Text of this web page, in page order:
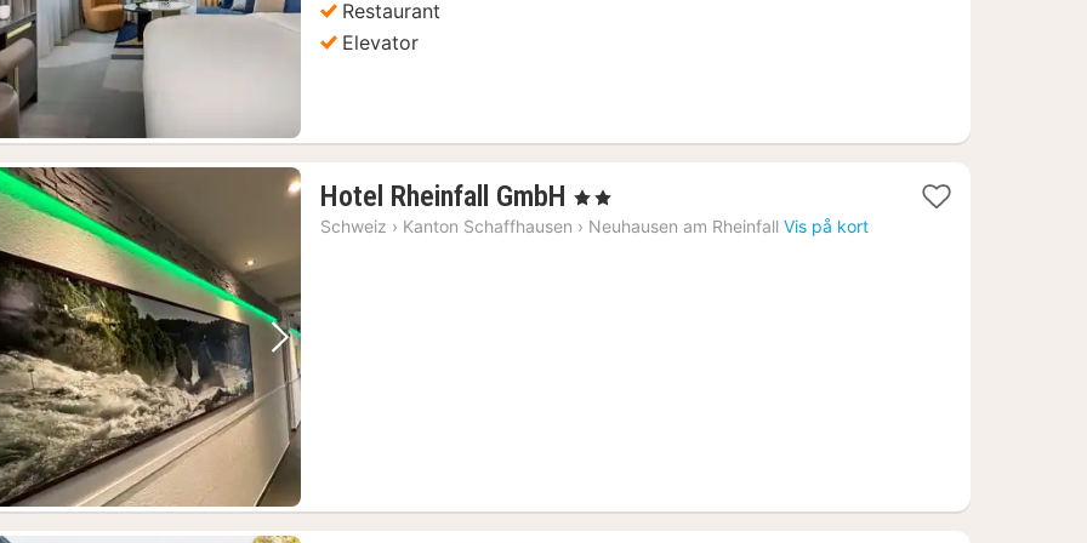
Restaurant
Elevator
Forrige billede Næste billede
Hotel Rheinfall GmbH 1
nat
, 2 Stjerner
Schweiz › Kanton Schaffhausen › Neuhausen am Rheinfall Vis på kort